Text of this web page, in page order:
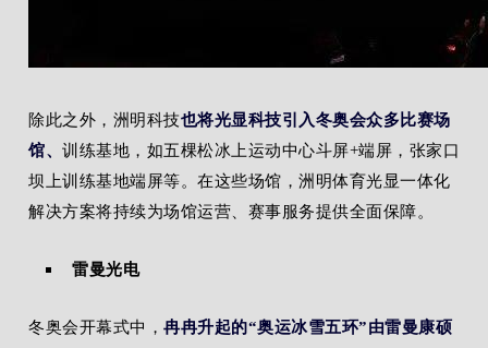
除此之外，洲明科技也将光显科技引入冬奥会众多比赛场
馆、 训练基地，如五棵松冰上运动中心斗屏+端屏，张家口
坝上训练基地端屏等。在这些场馆，洲明体育光显一体化
解决方案将持续为场馆运营、赛事服务提供全面保障。
雷曼光电
冬奥会开幕式中， 冉冉升起的“奥运冰雪五环”由雷曼康硕